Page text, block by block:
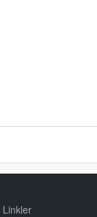
Linkler